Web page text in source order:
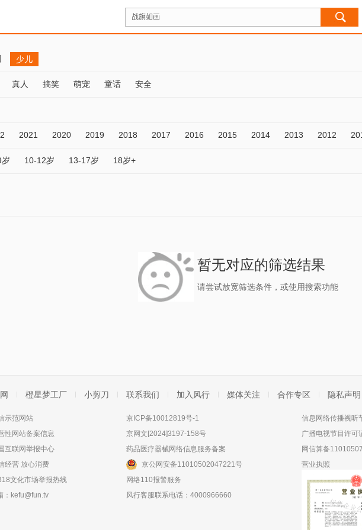
少儿
真人 搞笑 萌宠 童话 安全
2021 2020 2019 2018 2017 2016 2015 2014 2013 2012
10-12岁 13-17岁 18岁+
暂无对应的筛选结果
请尝试放宽筛选条件，或使用搜索功能
橙星梦工厂 小剪刀 联系我们 加入风行 媒体关注 合作专区 隐私声明
示范网站
性网站备案信息
互联网举报中心
经营 放心消费
文化市场举报热线
kefu@fun.tv
京ICP备10012819号-1
京网文[2024]3197-158号
药品医疗器械网络信息服务备案
京公网安备11010502047221号
网络110报警服务
风行客服联系电话：4000966660
信息网络传播视听
广播电视节目许可
网信算备
营业执照